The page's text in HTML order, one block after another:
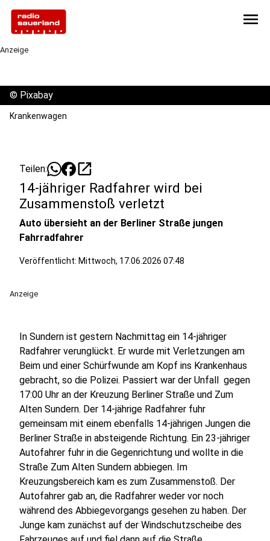
menu
Anzeige
© Pixabay
Krankenwagen
Teilen: open_in_new
14-jähriger Radfahrer wird bei
Zusammenstoß verletzt
Auto übersieht an der Berliner Straße jungen
Fahrradfahrer
Veröffentlicht: Mittwoch, 17.06.2026 07:48
Anzeige
In Sundern ist gestern Nachmittag ein 14-jähriger
Radfahrer verunglückt. Er wurde mit Verletzungen am
Beim und einer Schürfwunde am Kopf ins Krankenhaus
gebracht, so die Polizei. Passiert war der Unfall gegen
17:00 Uhr an der Kreuzung Berliner Straße und Zum
Alten Sundern. Der 14-jährige Radfahrer fuhr
gemeinsam mit einem ebenfalls 14-jährigen Jungen die
Berliner Straße in absteigende Richtung. Ein 23-jähriger
Autofahrer fuhr in die Gegenrichtung und wollte in die
Straße Zum Alten Sundern abbiegen. Im
Kreuzungsbereich kam es zum Zusammenstoß. Der
Autofahrer gab an, die Radfahrer weder vor noch
während des Abbiegevorgangs gesehen zu haben. Der
Junge kam zunächst auf der Windschutzscheibe des